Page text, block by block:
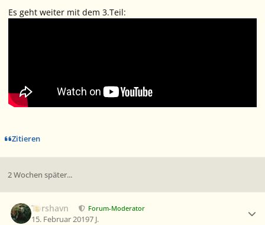
Es geht weiter mit dem 3.Teil:
Zitieren
2 Wochen später...
Torshavn Forum-Moderator
15. Februar 20197 J.